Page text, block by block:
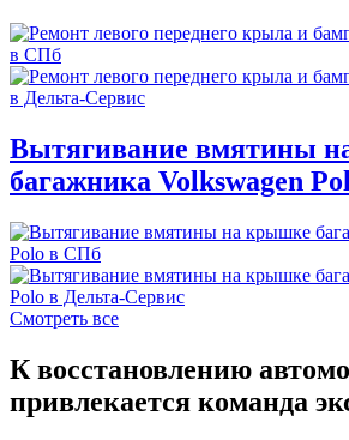
Вытягивание вмятины
багажника Volkswagen
Смотреть все
К восстановлению
привлекается команда